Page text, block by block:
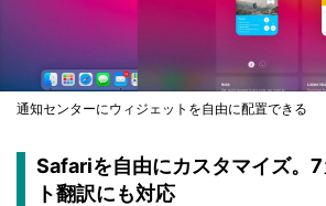
通知センターにウィジェットを自由に配置できる
Safariを自由にカスタマイズ。
ト翻訳にも対応